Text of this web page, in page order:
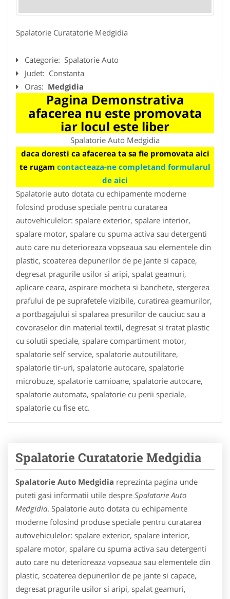
Spalatorie Curatatorie Medgidia
Categorie: Spalatorie Auto
Judet: Constanta
Oras: Medgidia
Pagina Demonstrativa
afacerea nu este promovata
iar locul este liber
Spalatorie Auto Medgidia
daca doresti ca afacerea ta sa fie promovata aici
te rugam contacteaza-ne completand formularul
de aici
Spalatorie auto dotata cu echipamente moderne
folosind produse speciale pentru curatarea
autovehiculelor: spalare exterior, spalare interior,
spalare motor, spalare cu spuma activa sau detergenti
auto care nu deterioreaza vopseaua sau elementele din
plastic, scoaterea depunerilor de pe jante si capace,
degresat pragurile usilor si aripi, spalat geamuri,
aplicare ceara, aspirare mocheta si banchete, stergerea
prafului de pe suprafetele vizibile, curatirea geamurilor,
a portbagajului si spalarea presurilor de cauciuc sau a
covoraselor din material textil, degresat si tratat plastic
cu solutii speciale, spalare compartiment motor,
spalatorie self service, spalatorie autoutilitare,
spalatorie tir-uri, spalatorie autocare, spalatorie
microbuze, spalatorie camioane, spalatorie autocare,
spalatorie automata, spalatorie cu perii speciale,
spalatorie cu fise etc.
Spalatorie Curatatorie Medgidia
Spalatorie Auto Medgidia reprezinta pagina unde
puteti gasi informatii utile despre Spalatorie Auto
Medgidia. Spalatorie auto dotata cu echipamente
moderne folosind produse speciale pentru curatarea
autovehiculelor: spalare exterior, spalare interior,
spalare motor, spalare cu spuma activa sau detergenti
auto care nu deterioreaza vopseaua sau elementele din
plastic, scoaterea depunerilor de pe jante si capace,
degresat pragurile usilor si aripi, spalat geamuri,